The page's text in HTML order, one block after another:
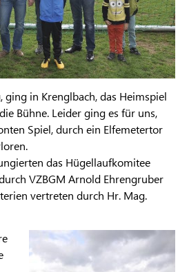
ging in Krenglbach, das Heimspiel
Bühne. Leider ging es für uns,
Spiel, durch ein Elfemetertor
das Hügellaufkomitee
VZBGM Arnold Ehrengruber
vertreten durch Hr. Mag.